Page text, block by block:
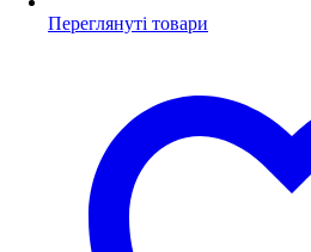
Переглянуті товари